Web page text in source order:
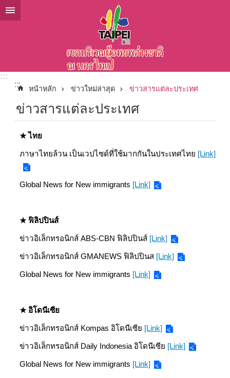
ข้ามไปที่บล็อกเนื้อหาหลัก
:::
:::
หน้าหลัก ข่าวใหม่ล่าสุด ข่าวสารแต่ละประเทศ
ข่าวสารแต่ละประเทศ
★ ไทย
ภาษาไทยล้วน เป็นเวปไซด์ที่ใช้มากกันในประเทศไทย [Link]
Global News for New immigrants [Link]
★ ฟิลิปปินส์
ข่าวอิเล็กทรอนิกส์ ABS-CBN ฟิลิปปินส์ [Link]
ข่าวอิเล็กทรอนิกส์ GMANEWS ฟิลิปปินส [Link]
Global News for New immigrants [Link]
★ อิโดนีเซีย
ข่าวอิเล็กทรอนิกส์ Kompas อิโดนีเซีย [Link]
ข่าวอิเล็กทรอนิกส์ Daily Indonesia อิโดนีเซีย [Link]
Global News for New immigrants [Link]